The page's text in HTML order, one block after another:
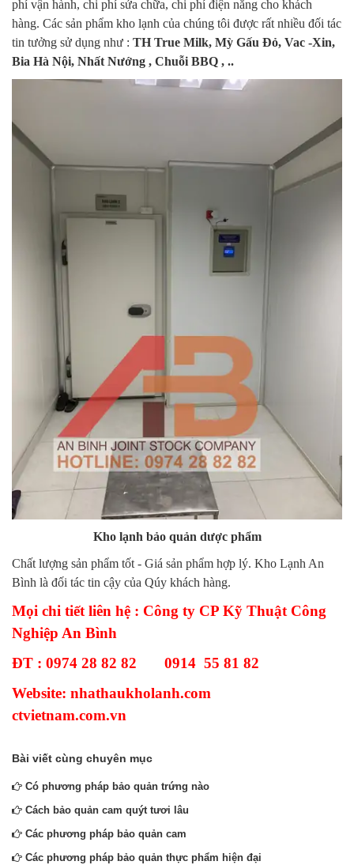
phí vận hành, chi phí sửa chữa, chi phí điện năng cho khách
hàng. Các sản phẩm kho lạnh của chúng tôi được rất nhiều đối tác
tin tưởng sử dụng như : TH True Milk, Mỳ Gấu Đỏ, Vac -Xin,
Bia Hà Nội, Nhất Nướng , Chuỗi BBQ , ..
Kho lạnh bảo quản dược phẩm
Chất lượng sản phẩm tốt - Giá sản phẩm hợp lý. Kho Lạnh An
Bình là đối tác tin cậy của Qúy khách hàng.
Mọi chi tiết liên hệ : Công ty CP Kỹ Thuật Công
Nghiệp An Bình
ĐT : 0974 28 82 82 0914 55 81 82
Website: nhathaukholanh.com
ctvietnam.com.vn
Bài viết cùng chuyên mục
Có phương pháp bảo quản trứng nào
Cách bảo quản cam quýt tươi lâu
Các phương pháp bảo quản cam
Các phương pháp bảo quản thực phẩm hiện đại